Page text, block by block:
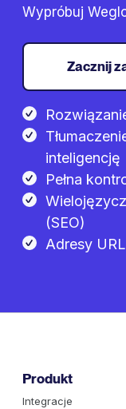
Wypróbuj
Zacznij
inteligencję
Pełna
(SEO)
Adresy
Produkt
Integracje